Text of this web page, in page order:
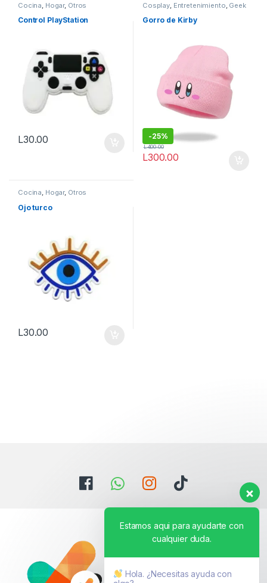
Cocina Hogar, Otros
Control PlayStation
L30.00
Cosplay Entretenimiento Geek
& Otaku ,
Sombrero ,Vestimenta & Moda
Gorro de Kirby
-25%
L300.00
L400.00
Cocina, Hogar, Otros
Ojo turco
L30.00
cualquier duda.
Hola. ¿Necesitas ayuda con
algo?